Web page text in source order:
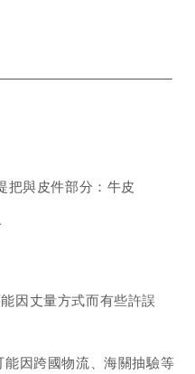
把與皮件部分：牛皮
因丈量方式而有些許誤
能因跨國物流、海關抽驗等